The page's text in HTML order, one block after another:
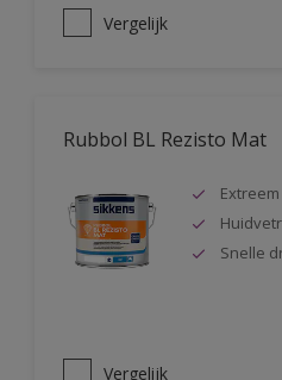
Vergelijk
Rubbol BL Rezisto Mat
Snelle
Vergelijk